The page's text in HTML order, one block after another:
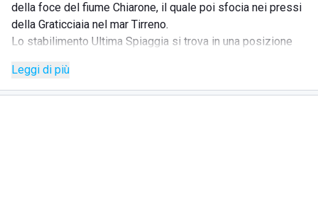
della foce del fiume Chiarone, il quale poi sfocia nei pressi
della Graticciaia nel mar Tirreno.
Lo stabilimento Ultima Spiaggia si trova in una posizione
incontaminata, si affaccia su una spiaggia infinitamente
lunga (circa otto chilometri) e ripara il lago di Burano dal
Leggi di più